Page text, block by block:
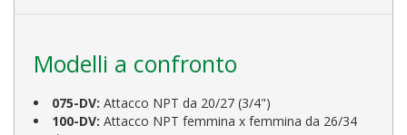
Modelli a confronto
075-DV: Attacco NPT da 20/27 (3/4")
100-DV: Attacco NPT femmina x femmina da 26/34